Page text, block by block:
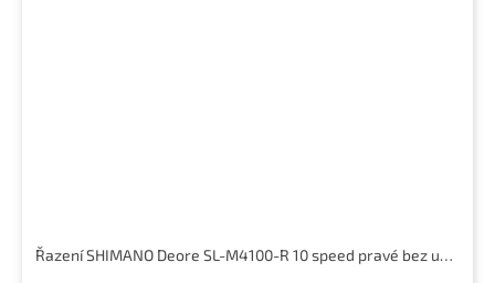
Řazení SHIMANO Deore SL-M4100-R 10 speed pravé bez ukazatele